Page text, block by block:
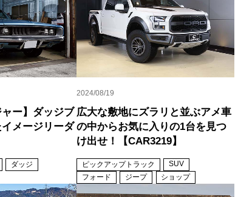
ャー】ダッジブ
メージリーダ
ダッジ
2024/08/19
広大な敷地にズラリと並ぶアメ車
の中からお気に入りの1台を見つ
け出せ！【CAR3219】
ピックアップトラック
SUV
フォード
ジープ ショップ